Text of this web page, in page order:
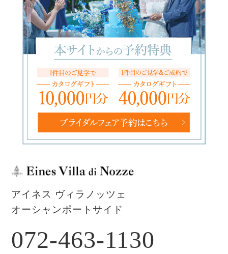
アイネス ヴィラノッツェ
オーシャンポートサイド
072-463-1130